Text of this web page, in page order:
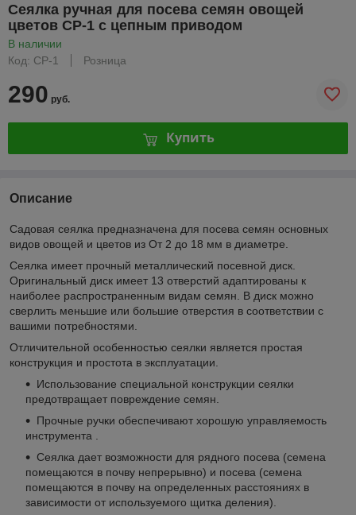
Сеялка ручная для посева семян овощей
цветов СР-1 с цепным приводом
В наличии
Код: СР-1
Розница
290 руб.
Купить
Описание
Садовая сеялка предназначена для посева семян основных
видов овощей и цветов из От 2 до 18 мм в диаметре.
Сеялка имеет прочный металлический посевной диск.
Оригинальный диск имеет 13 отверстий адаптированы к
наиболее распространенным видам семян. В диск можно
сверлить меньшие или большие отверстия в соответствии с
вашими потребностями.
Отличительной особенностью сеялки является простая
конструкция и простота в эксплуатации.
Использование специальной конструкции сеялки
предотвращает повреждение семян.
Прочные ручки обеспечивают хорошую управляемость
инструмента .
Сеялка дает возможности для рядного посева (семена
помещаются в почву непрерывно) и посева (семена
помещаются в почву на определенных расстояниях в
зависимости от используемого щитка деления).